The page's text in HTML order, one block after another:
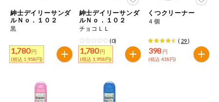
ポイントがも
らえる！
ミールキット
紳士デイリーサンダ
ルＮｏ．１０２
黒
1,780 円
(税込 1,958円)
紳士デイリーサンダ
ルＮｏ．１０２
チョコＬＬ
(0)
1,780 円
(税込 1,958円)
くつクリーナー
４個
( 29)
398 円
(税込 438円)